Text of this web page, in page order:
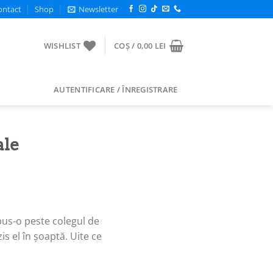
Shop Newsletter
WISHLIST COȘ / 0,00 LEI
AUTENTIFICARE / ÎNREGISTRARE
o peste colegul de
el în șoaptă. Uite ce